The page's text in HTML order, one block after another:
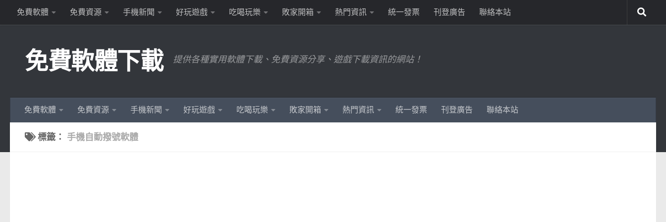
Skip to content
免費軟體 免費資源 手機新聞 好玩遊戲 吃喝玩樂 敗家開箱 熱門資訊 統一發票 刊登廣告 聯絡本站
免費軟體下載 提供各種實用軟體下載、免費資源分享、遊戲下載資訊的網站！
免費軟體 免費資源 手機新聞 好玩遊戲 吃喝玩樂 敗家開箱 熱門資訊 統一發票 刊登廣告 聯絡本站
標籤： 手機自動撥號軟體